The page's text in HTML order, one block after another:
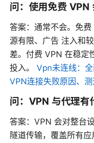
问：使用免费 VPN
答案：通常不会。免
源有限、广告 注入和
差。付费 VPN 在稳定
投入。 Vpn未连线：全
VPN连接失败原因、
问：VPN 与代理有
答案：VPN 会对整台
隧道传输，覆盖所有